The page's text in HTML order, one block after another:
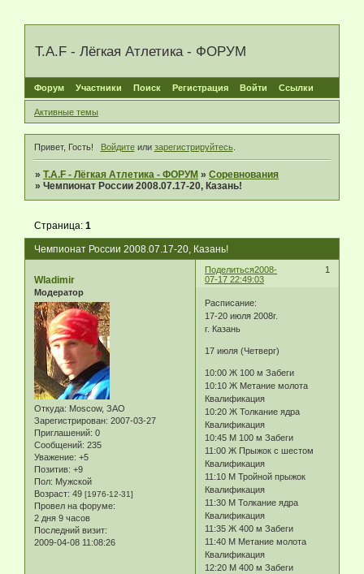
T.A.F - Лёгкая Атлетика - ФОРУМ
Форум Участники Поиск Регистрация Войти Ссылки
Активные темы
Привет, Гость! Войдитеили зарегистрируйтесь.
»T.A.F - Лёгкая Атлетика - ФОРУМ »Соревнования
»Чемпионат России 2008.07.17-20, Казань!
Чемпионат России 2008.07.17-20, Казань!
Страница:1
Поделиться 1
2008-
07-17 22:49:03
Wladimir
Модератор
Откуда: Moscow, ЗАО
Зарегистрирован: 2007-03-27
Приглашений: 0
Сообщений: 235
Уважение: +5
Позитив: +9
Пол: Мужской
Возраст: 49 [1976-12-31]
Провел на форуме:
2 дня 9 часов
Последний визит:
2009-04-08 11:08:26
Расписание:
17-20 июля 2008г.
г. Казань
17 июля (Четверг)
10:00 Ж 100 м Забеги
10:10 Ж Метание молота
Квалификация
10:20 Ж Толкание ядра
Квалификация
10:45 М 100 м Забеги
11:00 Ж Прыжок с шестом
Квалификация
11:10 М Тройной прыжок
Квалификация
11:30 М Толкание ядра
Квалификация
11:35 Ж 400 м Забеги
11:40 М Метание молота
Квалификация
12:20 М 400 м Забеги